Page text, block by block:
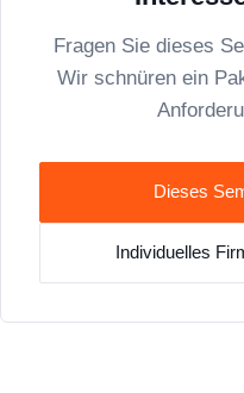
Fragen Sie dieses
Wir schnüren ein
Dieses
Individuelles